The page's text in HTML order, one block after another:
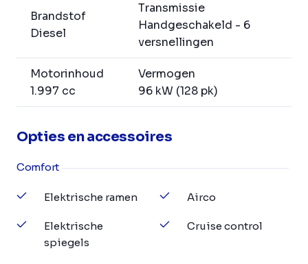
Brandstof
Diesel
Transmissie
Handgeschakeld - 6
versnellingen
Motorinhoud
1.997 cc
Vermogen
96 kW (128 pk)
Opties en accessoires
Comfort
Elektrische ramen
Elektrische
spiegels
Airco
Cruise control